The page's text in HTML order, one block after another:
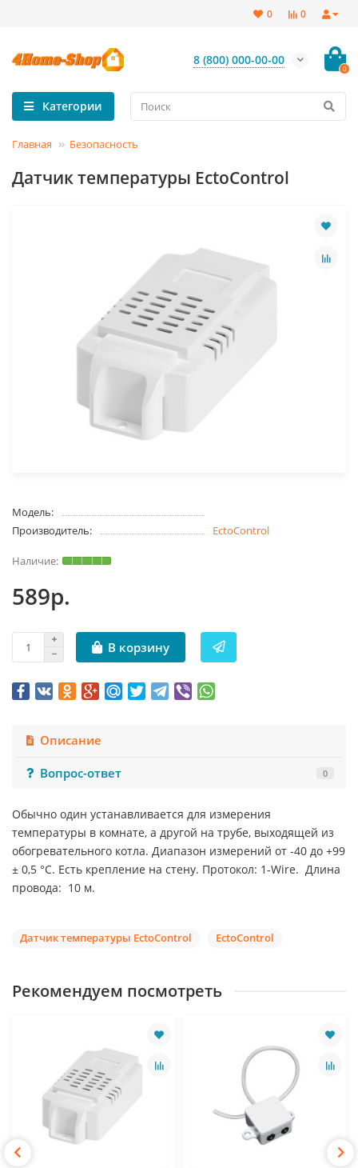
0
0
8 (800) 000-00-00
0
Категории
Главная Безопасность
Датчик температуры EctoControl
Модель:
Производитель:
EctoControl
589р.
В корзину
Описание
Вопрос-ответ
0
Обычно один устанавливается для измерения
температуры в комнате, а другой на трубе, выходящей из
обогревательного котла. Диапазон измерений от -40 до +99
± 0,5 °С. Есть крепление на стену. Протокол: 1-Wire. Длина
провода: 10 м.
Датчик температуры EctoControl EctoСontrol
Рекомендуем посмотреть